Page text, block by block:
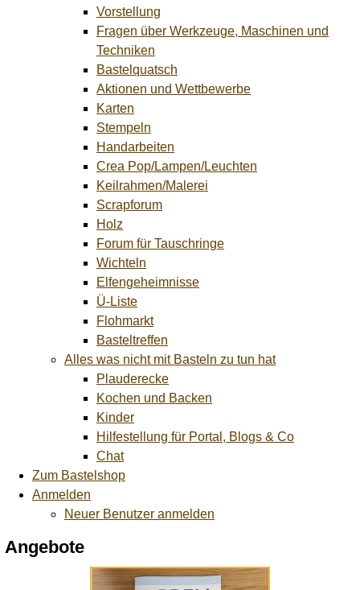
Vorstellung
Fragen über Werkzeuge, Maschinen und
Techniken
Bastelquatsch
Aktionen und Wettbewerbe
Karten
Stempeln
Handarbeiten
Crea Pop/Lampen/Leuchten
Keilrahmen/Malerei
Scrapforum
Holz
Forum für Tauschringe
Wichteln
Elfengeheimnisse
Ü-Liste
Flohmarkt
Basteltreffen
Alles was nicht mit Basteln zu tun hat
Plauderecke
Kochen und Backen
Kinder
Hilfestellung für Portal, Blogs & Co
Chat
Zum Bastelshop
Anmelden
Neuer Benutzer anmelden
Angebote